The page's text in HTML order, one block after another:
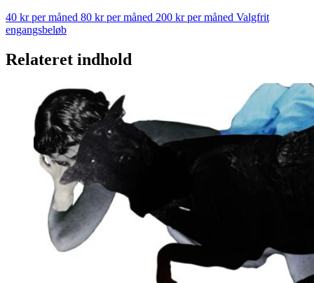
40 kr per måned 80 kr per måned 200 kr per måned Valgfrit
engangsbeløb
Relateret indhold